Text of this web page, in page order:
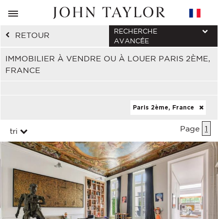
RETOUR
IMMOBILIER À VENDRE OU À LOUER PARIS 2ÈME,
FRANCE
RECHERCHE
AVANCÉE
Paris 2ème, France
tri Page 1